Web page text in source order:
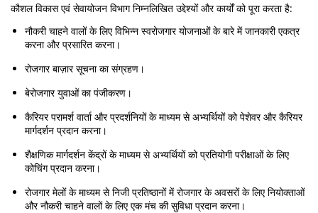
कौशल विकास एवं सेवायोजन विभाग निम्नलिखित उद्देश्यों और कार्यों को पूरा करता है:
नौकरी चाहने वालों के लिए विभिन्न स्वरोजगार योजनाओं के बारे में जानकारी एकत्र
करना और प्रसारित करना।
रोजगार बाज़ार सूचना का संग्रहण।
बेरोजगार युवाओं का पंजीकरण।
कैरियर परामर्श वार्ता और प्रदर्शनियों के माध्यम से अभ्यर्थियों को पेशेवर और कैरियर
मार्गदर्शन प्रदान करना।
शैक्षणिक मार्गदर्शन केंद्रों के माध्यम से अभ्यर्थियों को प्रतियोगी परीक्षाओं के लिए
कोचिंग प्रदान करना।
रोजगार मेलों के माध्यम से निजी प्रतिष्ठानों में रोजगार के अवसरों के लिए नियोक्ताओं
और नौकरी चाहने वालों के लिए एक मंच की सुविधा प्रदान करना।